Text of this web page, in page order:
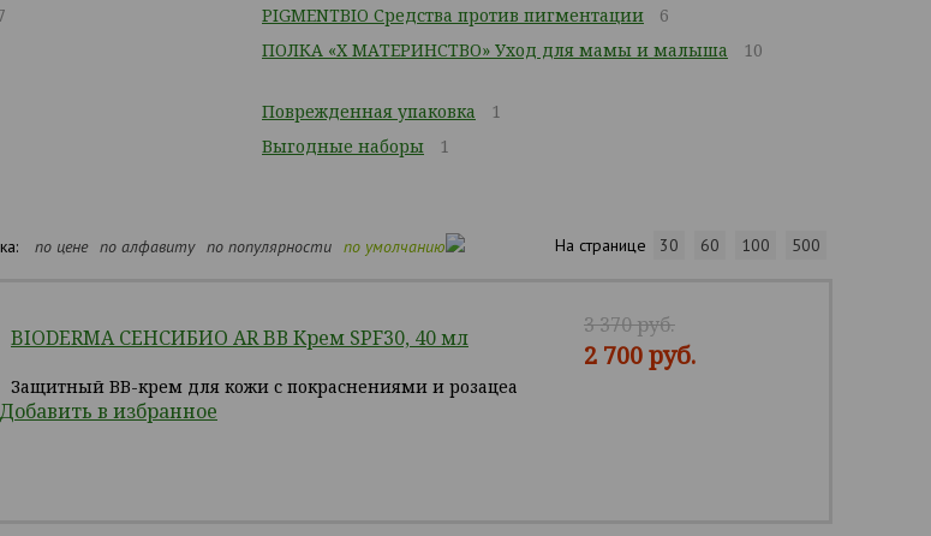
PIGMENTBIO Средства против пигментации
6
ПОЛКА «Х МАТЕРИНСТВО» Уход для мамы и малыша
10
Поврежденная упаковка
1
Выгодные наборы
1
по цене по алфавиту по популярности по умолчанию На странице 30 60 100 500
BIODERMA СЕНСИБИО AR BВ Крем SPF30, 40 мл
Защитный BB-крем для кожи с покраснениями и розацеа
Добавить в избранное
3 370 руб.
2 700 руб.